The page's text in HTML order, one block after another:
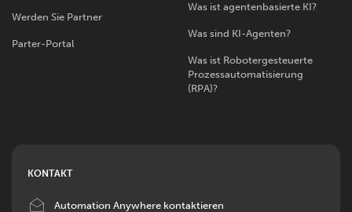
Werden Sie Partner
Parter-Portal
Was ist agentenbasierte KI?
Was sind KI-Agenten?
Was ist Robotergesteuerte
Prozessautomatisierung
(RPA)?
KONTAKT
ImageAutomation Anywhere kontaktieren